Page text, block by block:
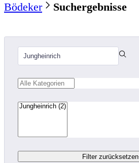
Bödeker Suchergebnisse
Filter zurücksetzen